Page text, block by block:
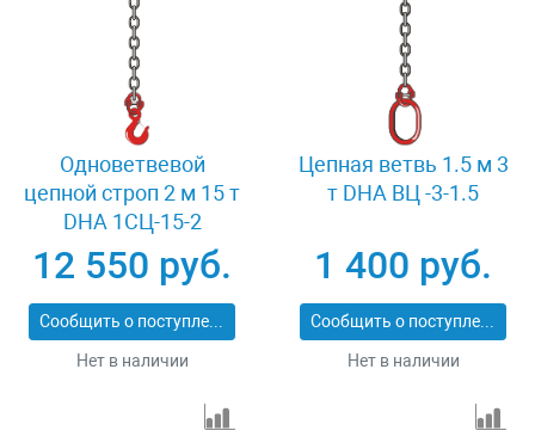
Одноветвевой
цепной строп 2 м 15 т
DHA 1СЦ-15-2
12 550 руб.
Сообщить о поступлении
Нет в наличии
Цепная ветвь 1.5 м 3
т DHA ВЦ -3-1.5
1 400 руб.
Сообщить о поступлении
Нет в наличии